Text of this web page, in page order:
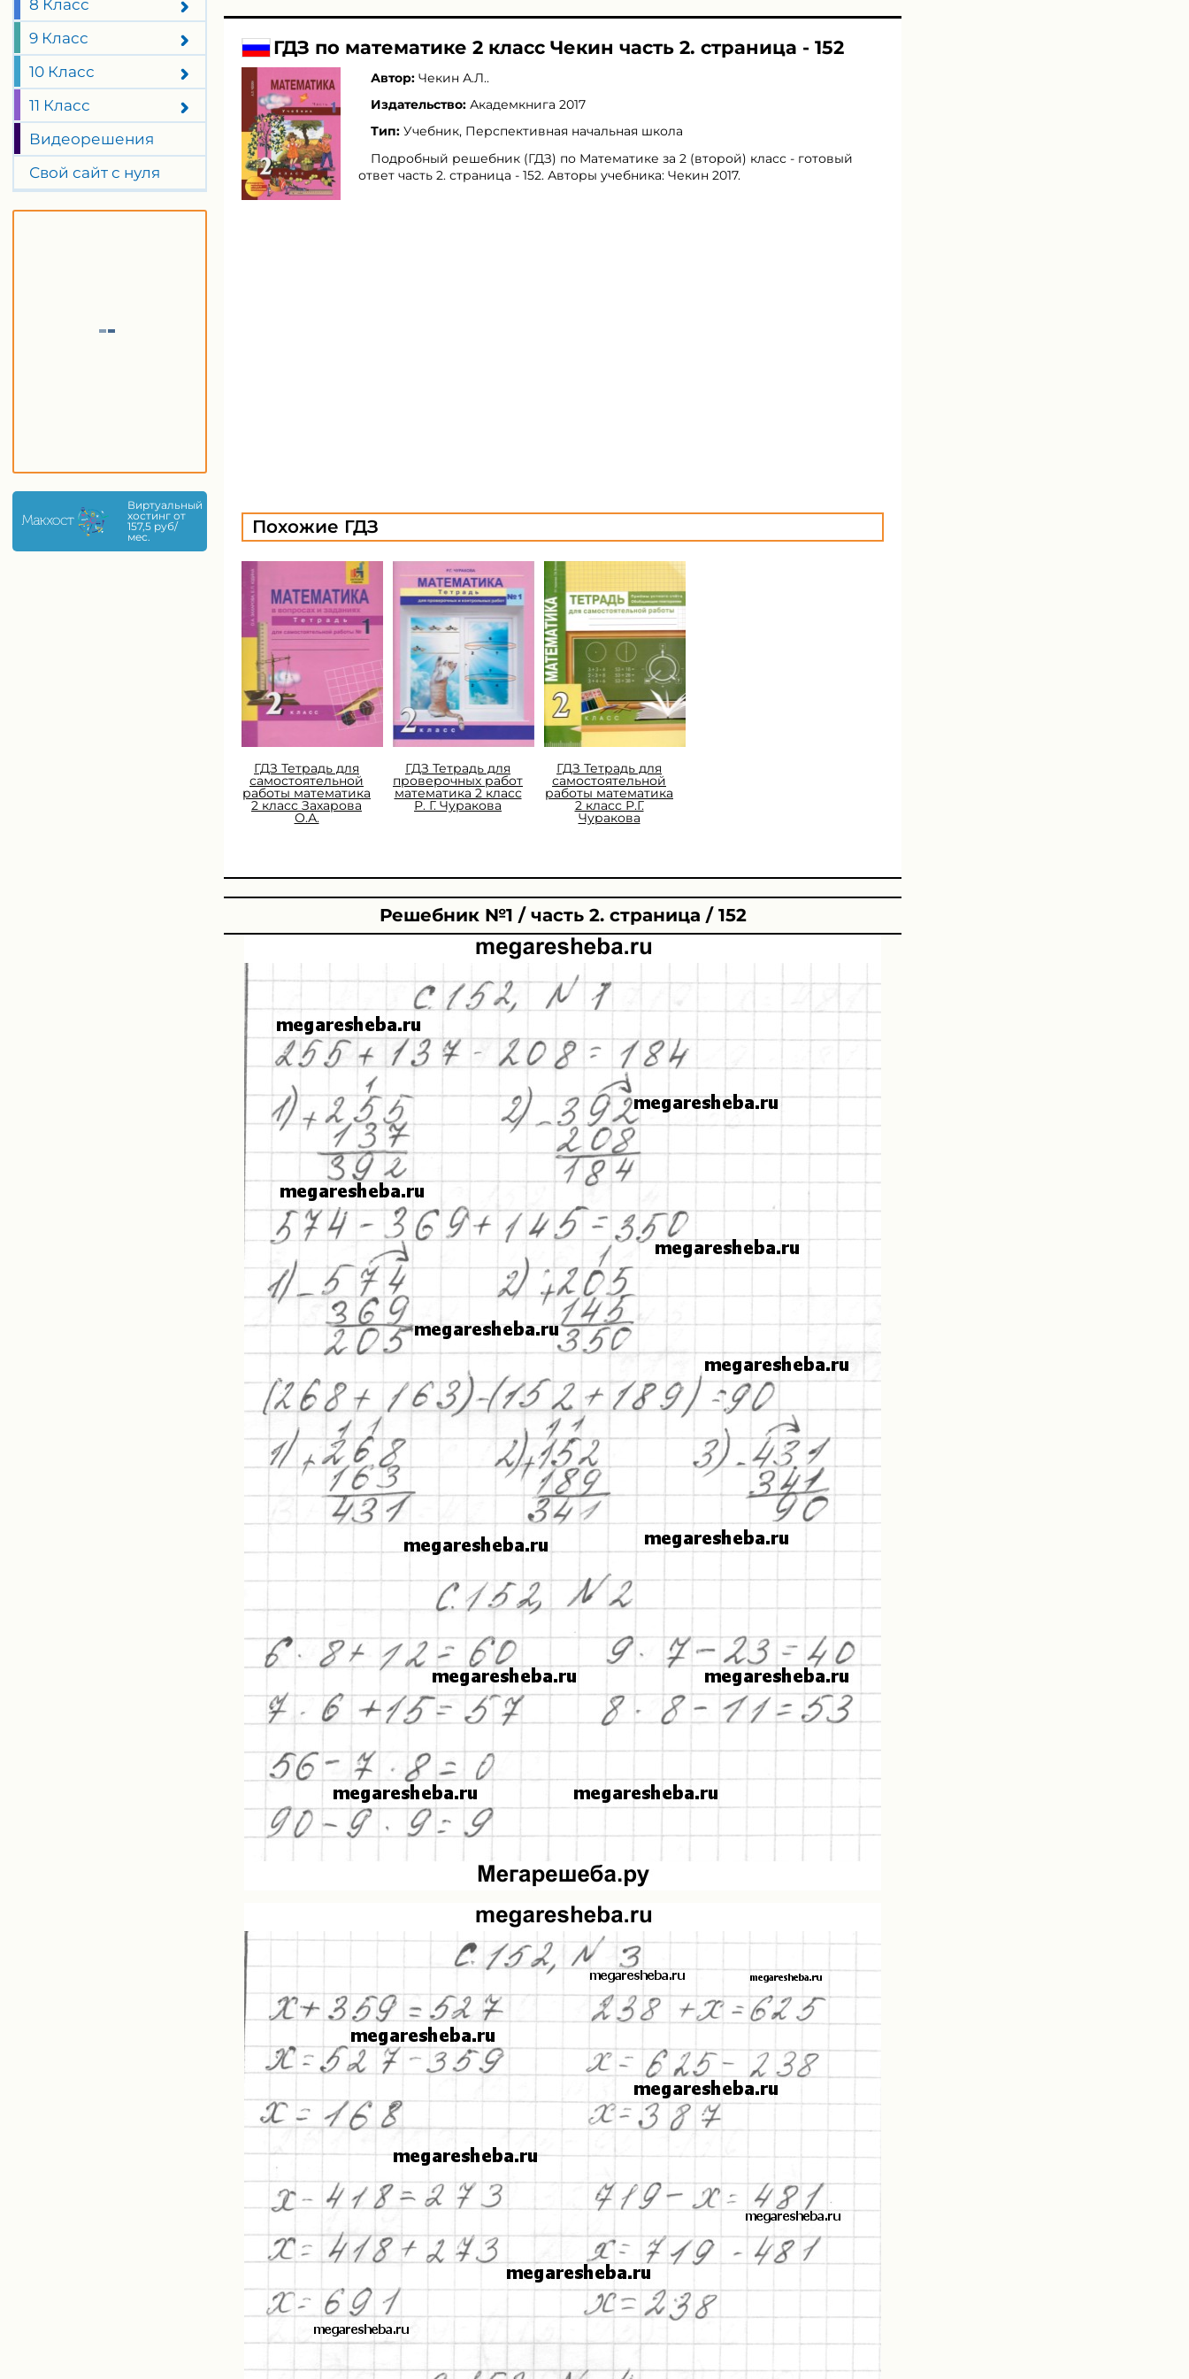
8 Класс
9 Класс
10 Класс
11 Класс
Видеорешения
Свой сайт с нуля
Виртуальный
хостинг от
157,5 руб/
мес.
ГДЗ по математике 2 класс Чекин часть 2. страница - 152
Автор: Чекин А.Л..
Издательство: Академкнига 2017
Тип: Учебник, Перспективная начальная школа
Подробный решебник (ГДЗ) по Математике за 2 (второй) класс - готовый
ответ часть 2. страница - 152. Авторы учебника: Чекин 2017.
Похожие ГДЗ
ГДЗ Тетрадь для
самостоятельной
работы математика
2 класс Захарова
О.А.
ГДЗ Тетрадь для
проверочных работ
математика 2 класс
Р. Г. Чуракова
ГДЗ Тетрадь для
самостоятельной
работы математика
2 класс Р.Г.
Чуракова
Решебник №1 / часть 2. страница / 152